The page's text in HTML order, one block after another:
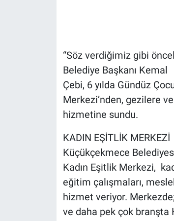
“Söz verdiğimiz gibi
Belediye Başkanı Kemal
Çebi, 6 yılda Gündüz
Merkezi’nden, gezilere
hizmetine sundu.
KADIN EŞİTLİK MERKEZİ
Küçükçekmece
Kadın Eşitlik Merkezi,
eğitim çalışmaları,
hizmet veriyor.
ve daha pek çok branşta
Koronavirüs
Kültür Sanat
Ne demişti